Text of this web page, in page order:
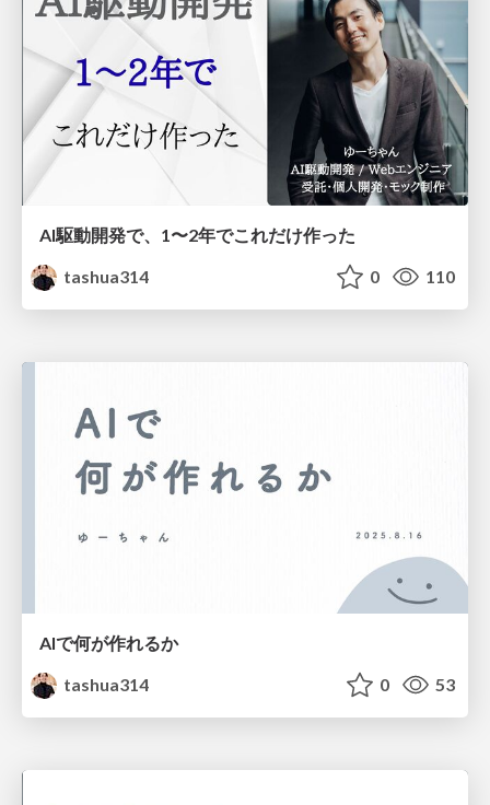
AI駆動開発で、1〜2年でこれだけ作った
tashua314
0 110
AIで何が作れるか
tashua314
0 53